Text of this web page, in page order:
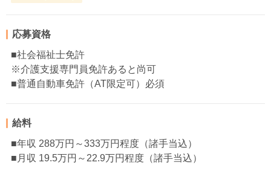
応募資格
■社会福祉士免許
※介護支援専門員免許あると尚可
■普通自動車免許（AT限定可）必須
給料
■年収 288万円～333万円程度（諸手当込）
■月収 19.5万円～22.9万円程度（諸手当込）